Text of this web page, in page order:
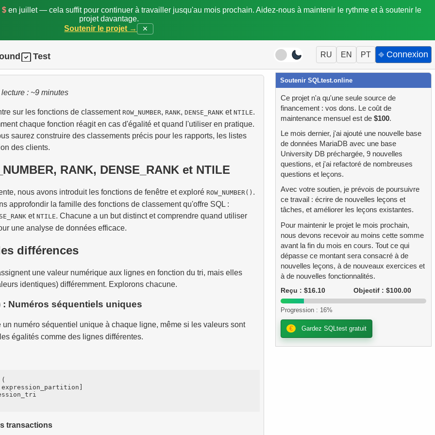
$en juillet — cela suffit pour continuer à travailler jusqu'au mois prochain. Aidez-nous à maintenir le rythme et à soutenir le
projet davantage.
Soutenir le projet →
✕
Test RU EN PT ⎆ Connexion
: ~9 minutes
sur les fonctions de classement ROW_NUMBER, RANK, DENSE_RANKet NTILE.
chaque fonction réagit en cas d'égalité et quand l'utiliser en pratique.
saurez construire des classements précis pour les rapports, les listes
des clients.
RANK, DENSE_RANK et NTILE
nous avons introduit les fonctions de fenêtre et exploré ROW_NUMBER() .
approfondir la famille des fonctions de classement qu'offre SQL :
et NTILE. Chacune a un but distinct et comprendre quand utiliser
une analyse de données efficace.
différences
une valeur numérique aux lignes en fonction du tri, mais elles
identiques) différemment. Explorons chacune.
: Numéros séquentiels uniques
un numéro séquentiel unique à chaque ligne, même si les valeurs sont
égalités comme des lignes différentes.
transactions
Soutenir SQLtest.online
Ce projet n'a qu'une seule source de
financement : vos dons. Le coût de
maintenance mensuel est de $100.
Le mois dernier, j'ai ajouté une nouvelle base
de données MariaDB avec une base
University DB préchargée, 9 nouvelles
questions, et j'ai refactoré de nombreuses
questions et leçons.
Avec votre soutien, je prévois de poursuivre
ce travail : écrire de nouvelles leçons et
tâches, et améliorer les leçons existantes.
Pour maintenir le projet le mois prochain,
nous devons recevoir au moins cette somme
avant la fin du mois en cours. Tout ce qui
dépasse ce montant sera consacré à de
nouvelles leçons, à de nouveaux exercices et
à de nouvelles fonctionnalités.
Reçu : $16.10
Objectif : $100.00
Progression : 16%
€ Gardez SQLtest gratuit